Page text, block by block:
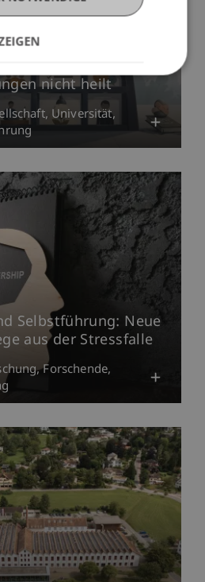
nicht heilt
Universität
Selbstführung: Neue
aus der Stressfalle
Forschende